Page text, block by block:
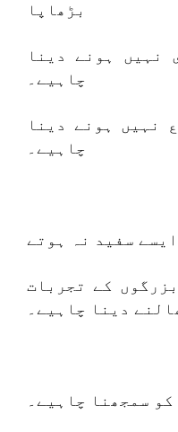
بڑھاپا
نہیں ہونے دینا
چاہیے۔
نہیں ہونے دینا
چاہیے۔
سفید نہ ہوتے
کے تجربات
دینا چاہیے۔
سمجھنا چاہیے۔